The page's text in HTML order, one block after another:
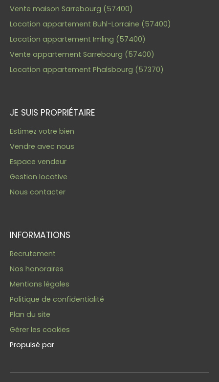
Vente maison Sarrebourg (57400)
Location appartement Buhl-Lorraine (57400)
Location appartement Imling (57400)
Vente appartement Sarrebourg (57400)
Location appartement Phalsbourg (57370)
JE SUIS PROPRIÉTAIRE
Estimez votre bien
Vendre avec nous
Espace vendeur
Gestion locative
Nous contacter
INFORMATIONS
Recrutement
Nos honoraires
Mentions légales
Politique de confidentialité
Plan du site
Gérer les cookies
Propulsé par